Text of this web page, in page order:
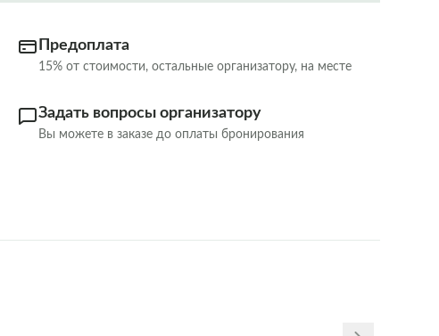
Предоплата
15% от стоимости, остальные организатору, на месте
Задать вопросы организатору
Вы можете в заказе до оплаты бронирования